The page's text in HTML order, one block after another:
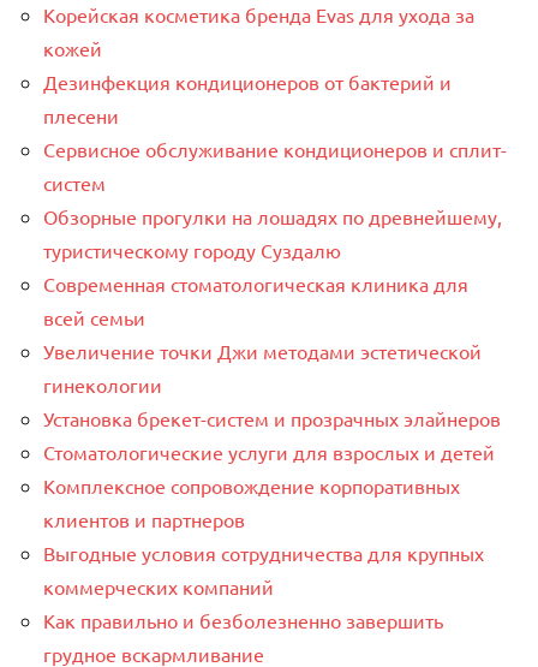
Корейская косметика бренда Evas для ухода за
кожей
Дезинфекция кондиционеров от бактерий и
плесени
Сервисное обслуживание кондиционеров и сплит-
систем
Обзорные прогулки на лошадях по древнейшему,
туристическому городу Суздалю
Современная стоматологическая клиника для
всей семьи
Увеличение точки Джи методами эстетической
гинекологии
Установка брекет-систем и прозрачных элайнеров
Стоматологические услуги для взрослых и детей
Комплексное сопровождение корпоративных
клиентов и партнеров
Выгодные условия сотрудничества для крупных
коммерческих компаний
Как правильно и безболезненно завершить
грудное вскармливание